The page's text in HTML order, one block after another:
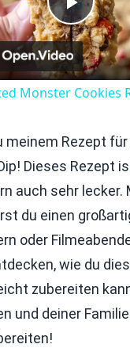
Play
Monster Cookies
meinem Rezept
Dieses Rezept
auch sehr lecker.
du einen
oder
wie du
zubereiten
und deiner